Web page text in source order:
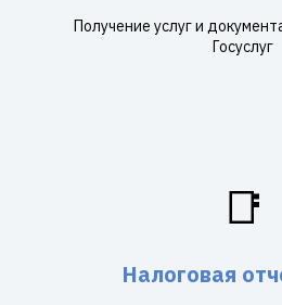
Получение услуг и
Госуслуг
📑
Налоговая